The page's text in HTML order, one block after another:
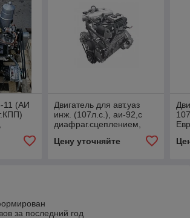
11 (АИ
Двигатель для авт.уаз
инж. (107л.с.), аи-92,с
диафраг.сцеплением,
Цену уточняйте
за последний год